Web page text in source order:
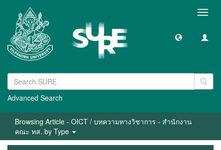
Advanced Search
Browsing Article - OICT / บทความทางวิชาการ - สำนักงาน
คณะ ทส. by Type